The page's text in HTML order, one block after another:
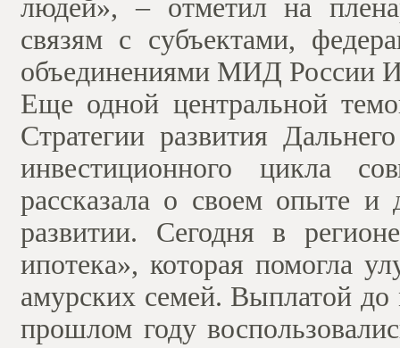
людей», – отметил на
связям с субъектами,
объединениями МИД России
Еще одной центральной
Стратегии развития
инвестиционного цикла
рассказала о своем опыте и
развитии. Сегодня в
ипотека», которая помогла
амурских семей. Выплатой
прошлом году